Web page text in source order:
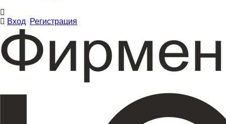
Вход Регистрация